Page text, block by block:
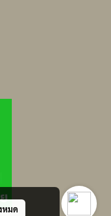
หมด